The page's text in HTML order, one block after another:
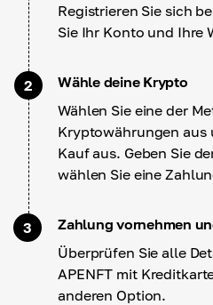
Registrieren Sie sich
Sie Ihr Konto und Ihre
2
Wähle deine Krypto
Wählen Sie eine der
Kryptowährungen aus
Kauf aus. Geben Sie
wählen Sie eine
3
Zahlung vornehmen
Überprüfen Sie alle
APENFT mit
anderen Option.